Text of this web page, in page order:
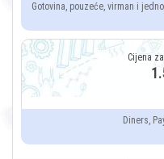
Gotovina, pouzeće, virman i
Diners,